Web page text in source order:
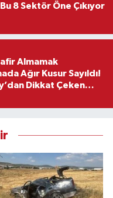
8 Sektör Öne Çıkıyor
Almamak
Ağır Kusur Sayıldı!
Dikkat Çeken